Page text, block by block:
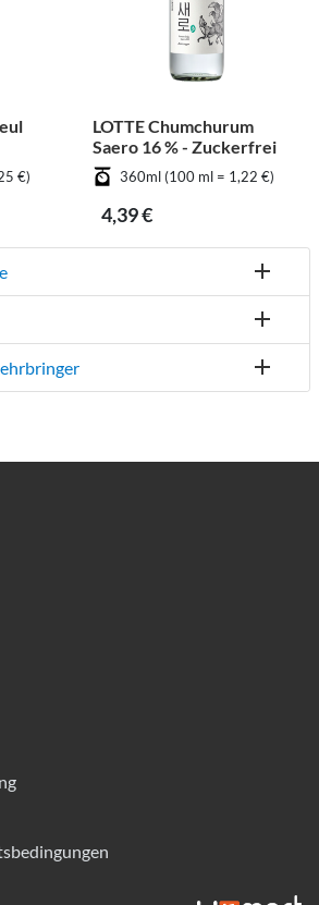
€)
LOTTE Chumchurum
Saero 16 % - Zuckerfrei
360ml (100 ml = 1,22 €)
4,39 €